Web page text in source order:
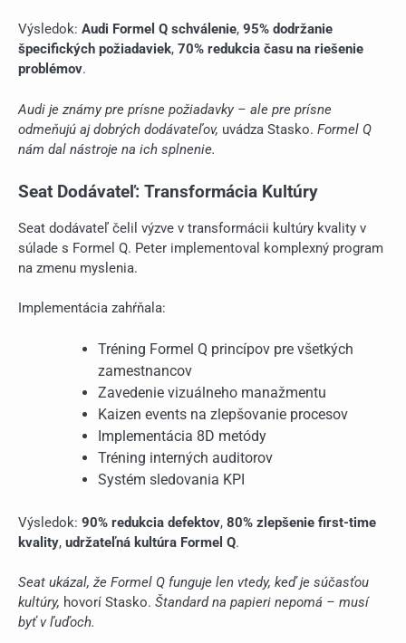
Výsledok: Audi Formel Q schválenie, 95% dodržanie
špecifických požiadaviek, 70% redukcia času na riešenie
problémov.
Audi je známy pre prísne požiadavky – ale pre prísne
odmeňujú aj dobrých dodávateľov, uvádza Stasko. Formel Q
nám dal nástroje na ich splnenie.
Seat Dodávateľ: Transformácia Kultúry
Seat dodávateľ čelil výzve v transformácii kultúry kvality v
súlade s Formel Q. Peter implementoval komplexný program
na zmenu myslenia.
Implementácia zahŕňala:
Tréning Formel Q princípov pre všetkých
zamestnancov
Zavedenie vizuálneho manažmentu
Kaizen events na zlepšovanie procesov
Implementácia 8D metódy
Tréning interných auditorov
Systém sledovania KPI
Výsledok: 90% redukcia defektov, 80% zlepšenie first-time
kvality, udržateľná kultúra Formel Q.
Seat ukázal, že Formel Q funguje len vtedy, keď je súčasťou
kultúry, hovorí Stasko. Štandard na papieri nepomá – musí
byť v ľuďoch.